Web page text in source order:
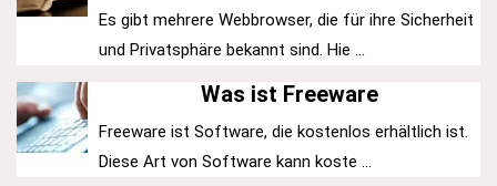
Es gibt mehrere Webbrowser, die für ihre Sicherheit
und Privatsphäre bekannt sind. Hie ...
Was ist Freeware
Freeware ist Software, die kostenlos erhältlich ist.
Diese Art von Software kann koste ...